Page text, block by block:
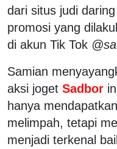
dari situs judi
promosi yang
di akun Tik Tok
Samian
aksi joget Sadbor
hanya
melimpah, tetapi
menjadi terkenal